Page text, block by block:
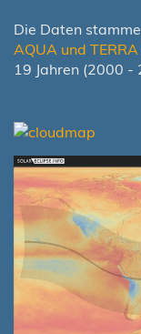
Die Daten
AQUA und TERRA
19 Jahren (2000